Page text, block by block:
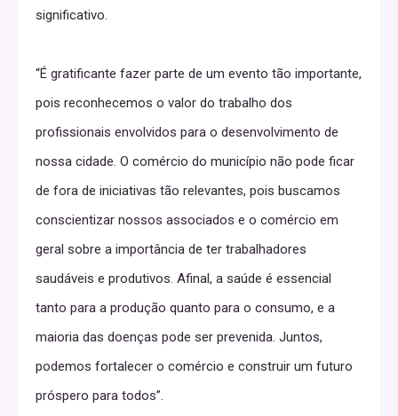
significativo.
“É gratificante fazer parte de um evento tão importante,
pois reconhecemos o valor do trabalho dos
profissionais envolvidos para o desenvolvimento de
nossa cidade. O comércio do município não pode ficar
de fora de iniciativas tão relevantes, pois buscamos
conscientizar nossos associados e o comércio em
geral sobre a importância de ter trabalhadores
saudáveis e produtivos. Afinal, a saúde é essencial
tanto para a produção quanto para o consumo, e a
maioria das doenças pode ser prevenida. Juntos,
podemos fortalecer o comércio e construir um futuro
próspero para todos”.